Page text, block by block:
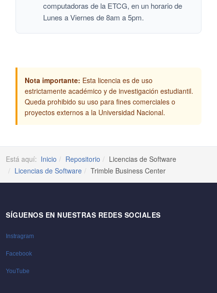
computadoras de la ETCG, en un horario de
Lunes a Viernes de 8am a 5pm.
Nota importante: Esta licencia es de uso
estrictamente académico y de investigación estudiantil.
Queda prohibido su uso para fines comerciales o
proyectos externos a la Universidad Nacional.
Está aquí: Inicio Repositorio
Licencias de Software
Licencias de Software
Trimble Business Center
SÍGUENOS EN NUESTRAS REDES SOCIALES
Instragram
Facebook
YouTube